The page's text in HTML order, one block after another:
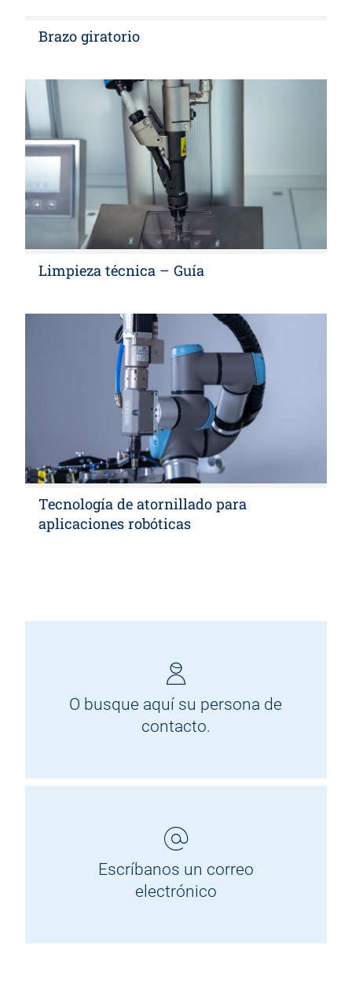
Brazo giratorio
Limpieza técnica – Guía
Tecnología de atornillado para
aplicaciones robóticas
O busque aquí su persona de
contacto.
Escríbanos un correo
electrónico